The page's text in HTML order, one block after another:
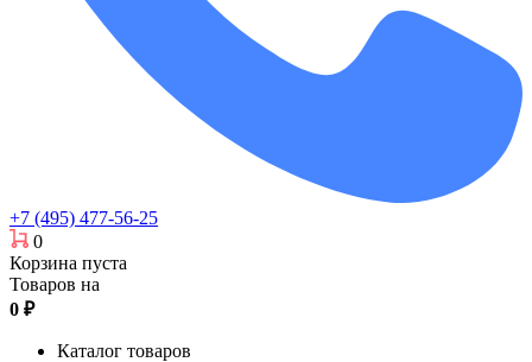
+7 (495) 477-56-25
0
Корзина пуста
Товаров на
0 ₽
Каталог товаров